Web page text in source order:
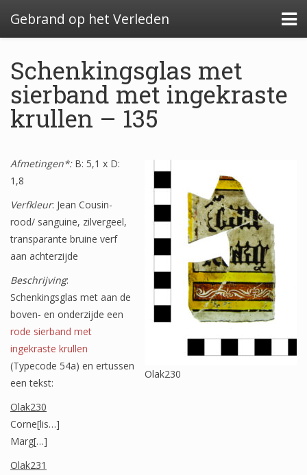
Gebrand op het Verleden
Algemeen: Glazeniersafval in Nederland
Uitwerking: Zutphen-Dieserstraat, 1583-1600
Uitwerking: Oldenzaal-Boterstraat, 1650-1700
Quickscan: Groenlo-Nieuwstad, 1650-1800
Quickscan: Groenlo-Notenboomstraat, 1700-
Wapenschilden
Mensfiguren
(Fabel)dieren
Architectuur
Geometrische patronen
Schenkingsglas met
sierband met ingekraste
krullen – 135
Olak230
Afmetingen*:B: 5,1 x D:
1,8
Verfkleur: Jean Cousin-
rood/ sanguine, zilvergeel,
transparante bruine verf
aan achterzijde
Beschrijving:
Schenkingsglas met aan de
boven- en onderzijde een
rode sierband met
ingekraste krullen
(Typecode 54a) en ertussen
een tekst:
Olak230
Corne[lis…]
Marg[…]
Olak231